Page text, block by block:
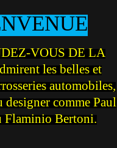
VOUS DE LA
les belles et
automobiles,
designer comme Paul
Flaminio Bertoni.